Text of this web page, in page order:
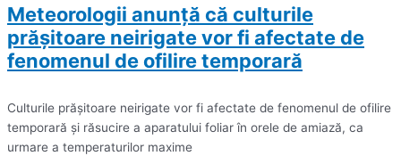
Meteorologii anunță că culturile
prăşitoare neirigate vor fi afectate de
fenomenul de ofilire temporară
Culturile prăşitoare neirigate vor fi afectate de fenomenul de ofilire
temporară şi răsucire a aparatului foliar în orele de amiază, ca
urmare a temperaturilor maxime